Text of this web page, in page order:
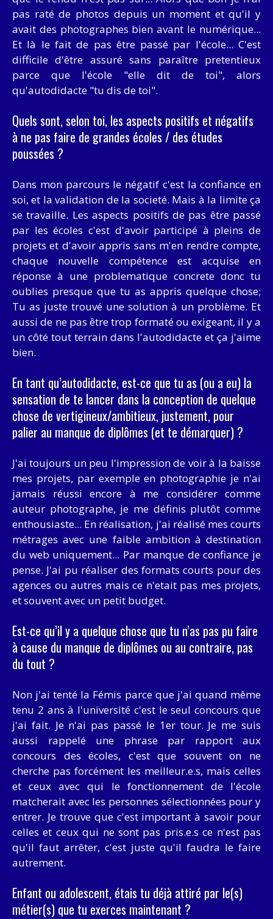
pas raté de photos depuis un moment et qu'il y
avait des photographes bien avant le numérique...
Et là le fait de pas être passé par l'école... C'est
difficile d'être assuré sans paraître pretentieux
parce que l'école "elle dit de toi", alors
qu'autodidacte "tu dis de toi".
Quels sont, selon toi, les aspects positifs et négatifs
à ne pas faire de grandes écoles / des études
poussées ?
Dans mon parcours le négatif c'est la confiance en
soi, et la validation de la societé. Mais à la limite ça
se travaille. Les aspects positifs de pas être passé
par les écoles c'est d'avoir participé à pleins de
projets et d'avoir appris sans m'en rendre compte,
chaque nouvelle compétence est acquise en
réponse à une problematique concrete donc tu
oublies presque que tu as appris quelque chose;
Tu as juste trouvé une solution à un problème. Et
aussi de ne pas être trop formaté ou exigeant, il y a
un côté tout terrain dans l'autodidacte et ça j'aime
bien.
En tant qu’autodidacte, est-ce que tu as (ou a eu) la
sensation de te lancer dans la conception de quelque
chose de vertigineux/ambitieux, justement, pour
palier au manque de diplômes (et te démarquer) ?
J'ai toujours un peu l'impression de voir à la baisse
mes projets, par exemple en photographie je n'ai
jamais réussi encore à me considérer comme
auteur photographe, je me définis plutôt comme
enthousiaste... En réalisation, j'ai réalisé mes courts
métrages avec une faible ambition à destination
du web uniquement... Par manque de confiance je
pense. J'ai pu réaliser des formats courts pour des
agences ou autres mais ce n'etait pas mes projets,
et souvent avec un petit budget.
Est-ce qu’il y a quelque chose que tu n’as pas pu faire
à cause du manque de diplômes ou au contraire, pas
du tout ?
Non j'ai tenté la Fémis parce que j'ai quand même
tenu 2 ans à l'université c'est le seul concours que
j'ai fait. Je n'ai pas passé le 1er tour. Je me suis
aussi rappelé une phrase par rapport aux
concours des écoles, c'est que souvent on ne
cherche pas forcément les meilleur.e.s, mais celles
et ceux avec qui le fonctionnement de l'école
matcherait avec les personnes sélectionnées pour y
entrer. Je trouve que c'est important à savoir pour
celles et ceux qui ne sont pas pris.e.s ce n'est pas
qu'il faut arrêter, c'est juste qu'il faudra le faire
autrement.
Enfant ou adolescent, étais tu déjà attiré par le(s)
métier(s) que tu exerces maintenant ?